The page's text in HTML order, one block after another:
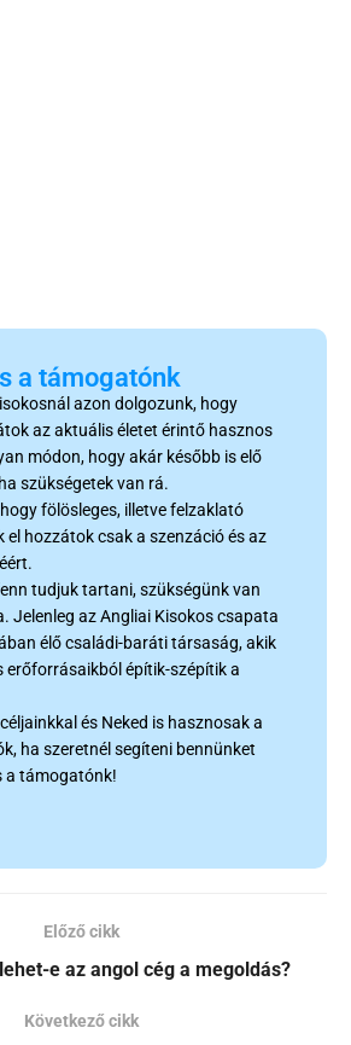
a támogatónk
azon dolgozunk, hogy
az aktuális életet érintő hasznos
módon, hogy akár később is elő
szükségetek van rá.
fölösleges, illetve felzaklató
el hozzátok csak a szenzáció és az
tudjuk tartani, szükségünk van
Jelenleg az Angliai Kisokos csapata
élő családi-baráti társaság, akik
erőforrásaikból építik-szépítik a
és Neked is hasznosak a
ha szeretnél segíteni bennünket
a támogatónk!
Előző cikk
e az angol cég a megoldás?
Következő cikk